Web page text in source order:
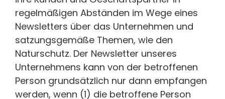
regelmäßigen Abständen im Wege eines
Newsletters über das Unternehmen und
satzungsgemäße Themen, wie den
Naturschutz. Der Newsletter unseres
Unternehmens kann von der betroffenen
Person grundsätzlich nur dann empfangen
werden, wenn (1) die betroffene Person